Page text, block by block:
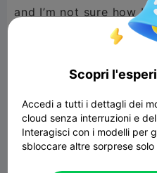
and I’m not sure how
Scopri
Accedi a tutti i dettagli dei
cloud senza interruzioni e
Interagisci con i modelli per
sbloccare altre sorprese